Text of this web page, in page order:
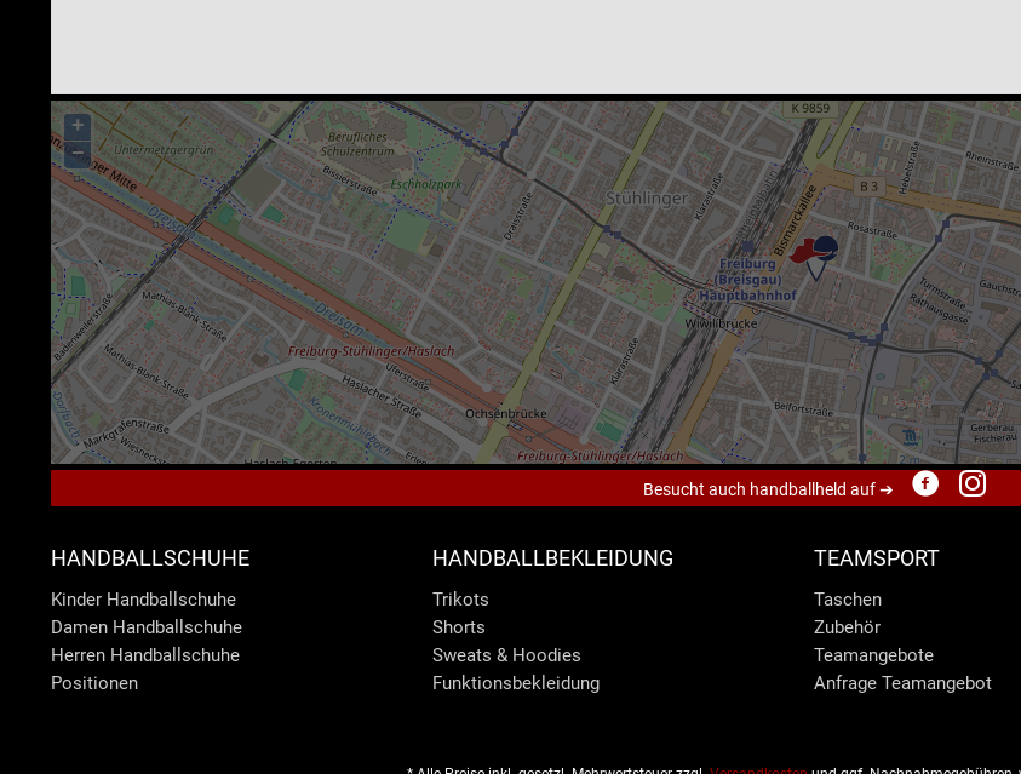
+
−
Besucht auch handballheld auf ➔
HANDBALLSCHUHE
Kinder Handballschuhe
Damen Handballschuhe
Herren Handballschuhe
Positionen
HANDBALLBEKLEIDUNG
Trikots
Shorts
Sweats & Hoodies
Funktionsbekleidung
TEAMSPORT
Taschen
Zubehör
Teamangebote
Anfrage Teamangebot